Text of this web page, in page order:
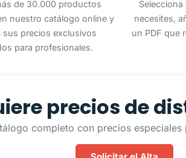
de 30.000 productos
nuestro catálogo online y
sus precios exclusivos
para profesionales.
necesites,
un PDF que
precios de
completo con precios